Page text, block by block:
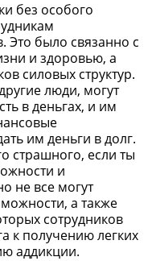
без особого
Это было связанно с
и здоровью, а
силовых структур.
люди, могут
в деньгах, и им
им деньги в долг.
страшного, если ты
и
не все могут
а также
сотрудников
к получению легких
аддикции.